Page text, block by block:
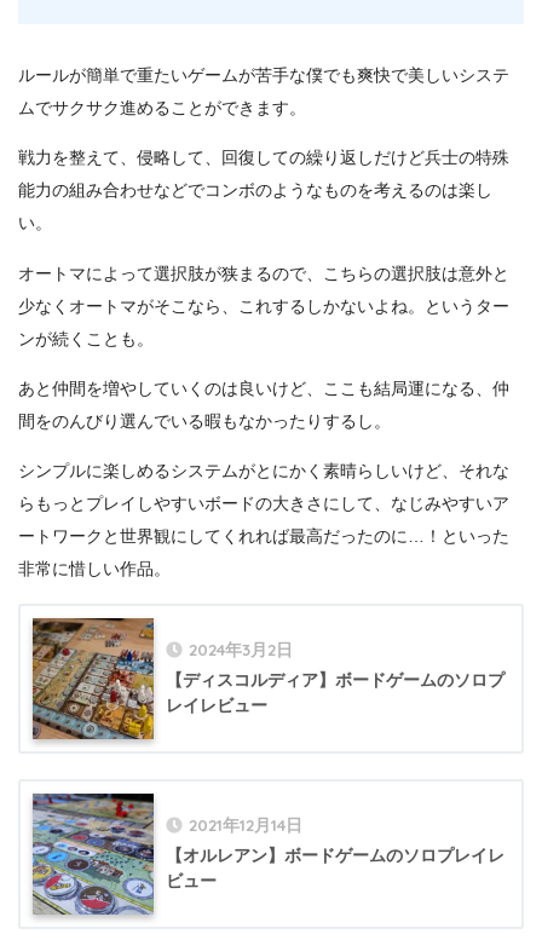
ルールが簡単で重たいゲームが苦手な僕でも爽快で美しいシステ
ムでサクサク進めることができます。
戦力を整えて、侵略して、回復しての繰り返しだけど兵士の特殊
能力の組み合わせなどでコンボのようなものを考えるのは楽し
い。
オートマによって選択肢が狭まるので、こちらの選択肢は意外と
少なくオートマがそこなら、これするしかないよね。というター
ンが続くことも。
あと仲間を増やしていくのは良いけど、ここも結局運になる、仲
間をのんびり選んでいる暇もなかったりするし。
シンプルに楽しめるシステムがとにかく素晴らしいけど、それな
らもっとプレイしやすいボードの大きさにして、なじみやすいア
ートワークと世界観にしてくれれば最高だったのに…！といった
非常に惜しい作品。
2024年3月2日
【ディスコルディア】ボードゲームのソロプ
レイレビュー
2021年12月14日
【オルレアン】ボードゲームのソロプレイレ
ビュー